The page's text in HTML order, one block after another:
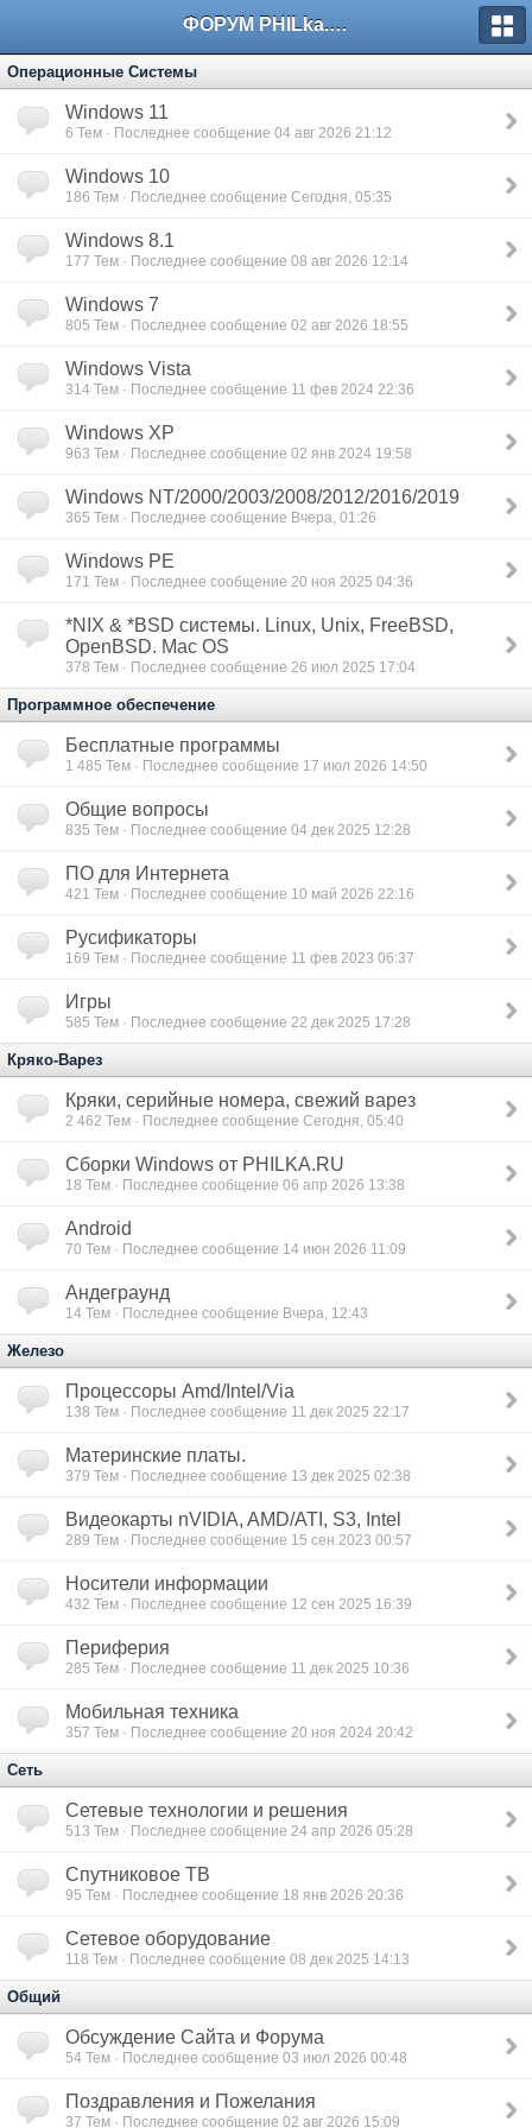
ФОРУМ PHILka.RU
Операционные Системы
Windows 11
6 Тем · Последнее сообщение 04 авг 2026 21:12
Windows 10
186 Тем · Последнее сообщение Сегодня, 05:35
Windows 8.1
177 Тем · Последнее сообщение 08 авг 2026 12:14
Windows 7
805 Тем · Последнее сообщение 02 авг 2026 18:55
Windows Vista
314 Тем · Последнее сообщение 11 фев 2024 22:36
Windows XP
963 Тем · Последнее сообщение 02 янв 2024 19:58
Windows NT/2000/2003/2008/2012/2016/2019
365 Тем · Последнее сообщение Вчера, 01:26
Windows PE
171 Тем · Последнее сообщение 20 ноя 2025 04:36
*NIX & *BSD сиcтемы. Linux, Unix, FreeBSD,
OpenBSD. Mac OS
378 Тем · Последнее сообщение 26 июл 2025 17:04
Программное обеспечение
Бесплатные программы
1 485 Тем · Последнее сообщение 17 июл 2026 14:50
Общие вопросы
835 Тем · Последнее сообщение 04 дек 2025 12:28
ПО для Интернета
421 Тем · Последнее сообщение 10 май 2026 22:16
Русификаторы
169 Тем · Последнее сообщение 11 фев 2023 06:37
Игры
585 Тем · Последнее сообщение 22 дек 2025 17:28
Кряко-Варез
Кряки, серийные номера, свежий варез
2 462 Тем · Последнее сообщение Сегодня, 05:40
Сборки Windows от PHILKA.RU
18 Тем · Последнее сообщение 06 апр 2026 13:38
Android
70 Тем · Последнее сообщение 14 июн 2026 11:09
Андеграунд
14 Тем · Последнее сообщение Вчера, 12:43
Железо
Процессоры Amd/Intel/Via
138 Тем · Последнее сообщение 11 дек 2025 22:17
Материнские платы.
379 Тем · Последнее сообщение 13 дек 2025 02:38
Видеокарты nVIDIA, AMD/ATI, S3, Intel
289 Тем · Последнее сообщение 15 сен 2023 00:57
Носители информации
432 Тем · Последнее сообщение 12 сен 2025 16:39
Периферия
285 Тем · Последнее сообщение 11 дек 2025 10:36
Мобильная техника
357 Тем · Последнее сообщение 20 ноя 2024 20:42
Сеть
Сетевые технологии и решения
513 Тем · Последнее сообщение 24 апр 2026 05:28
Спутниковое ТВ
95 Тем · Последнее сообщение 18 янв 2026 20:36
Сетевое оборудование
118 Тем · Последнее сообщение 08 дек 2025 14:13
Общий
Обсуждение Сайта и Форума
54 Тем · Последнее сообщение 03 июл 2026 00:48
Поздравления и Пожелания
37 Тем · Последнее сообщение 02 авг 2026 15:09